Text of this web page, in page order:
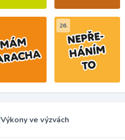
26.
Výkony ve výzvách